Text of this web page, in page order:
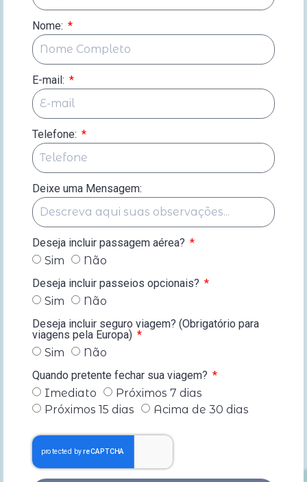
Nome:
E-mail:
Telefone:
Deixe uma Mensagem:
Deseja incluir passagem aérea?
Sim
Não
Deseja incluir passeios opcionais?
Sim
Não
Deseja incluir seguro viagem? (Obrigatório para
viagens pela Europa)
Sim
Não
Quando pretente fechar sua viagem?
Imediato
Próximos 7 dias
Próximos 15 dias
Acima de 30 dias